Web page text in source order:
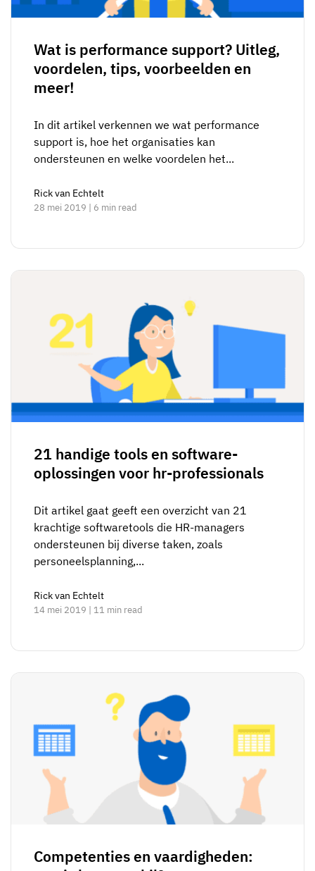
Wat is performance support? Uitleg,
voordelen, tips, voorbeelden en
meer!
In dit artikel verkennen we wat performance
support is, hoe het organisaties kan
ondersteunen en welke voordelen het...
Rick van Echtelt
28 mei 2019 | 6 min read
21 handige tools en software-
oplossingen voor hr-professionals
Dit artikel gaat geeft een overzicht van 21
krachtige softwaretools die HR-managers
ondersteunen bij diverse taken, zoals
personeelsplanning,...
Rick van Echtelt
14 mei 2019 | 11 min read
Competenties en vaardigheden: